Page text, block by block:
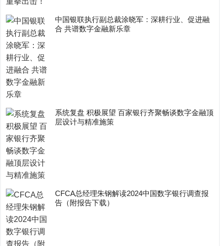
中国银联执行副总裁涂晓军：深耕行业、促进融
合 共谱数字金融新乐章
系统复盘 积极展望 百家银行齐聚畅谈数字金融顶
层设计与精准施策
CFCA总经理朱钢解读2024中国数字银行调查报
告（附报告下载）